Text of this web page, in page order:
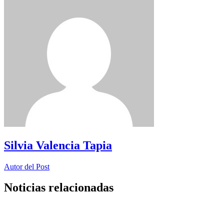
Silvia Valencia Tapia
Autor del Post
Noticias relacionadas